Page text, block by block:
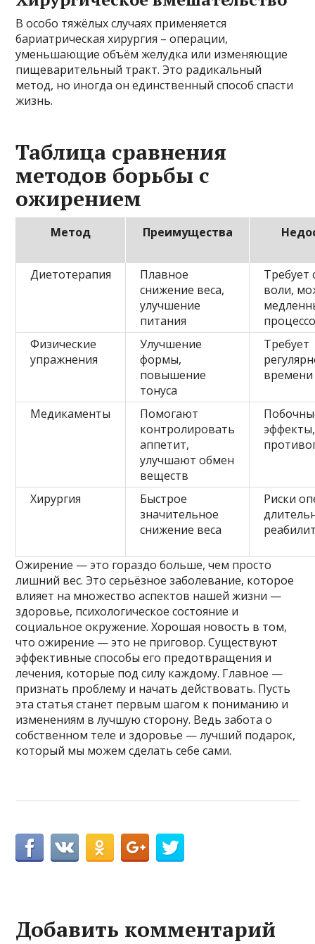
В особо тяжёлых случаях применяется
бариатрическая хирургия – операции,
уменьшающие объём желудка или изменяющие
пищеварительный тракт. Это радикальный
метод, но иногда он единственный способ спасти
жизнь.
Таблица сравнения
методов борьбы с
ожирением
Метод Преимущества
Диетотерапия
Плавное
снижение веса,
улучшение
питания
Требует
воли,
Физические
упражнения
Улучшение
формы,
повышение
тонуса
Требует
времени
Медикаменты
Помогают
контролировать
аппетит,
улучшают обмен
веществ
эффекты,
Хирургия
Быстрое
значительное
снижение веса
Риски
Ожирение — это гораздо больше, чем просто
лишний вес. Это серьёзное заболевание, которое
влияет на множество аспектов нашей жизни —
здоровье, психологическое состояние и
социальное окружение. Хорошая новость в том,
что ожирение — это не приговор. Существуют
эффективные способы его предотвращения и
лечения, которые под силу каждому. Главное —
признать проблему и начать действовать. Пусть
эта статья станет первым шагом к пониманию и
изменениям в лучшую сторону. Ведь забота о
собственном теле и здоровье — лучший подарок,
который мы можем сделать себе сами.
Добавить комментарий